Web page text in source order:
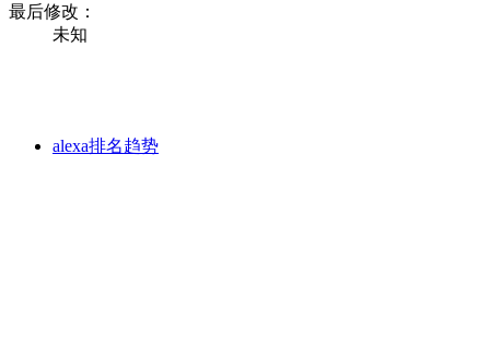
最后修改：
未知
alexa排名趋势